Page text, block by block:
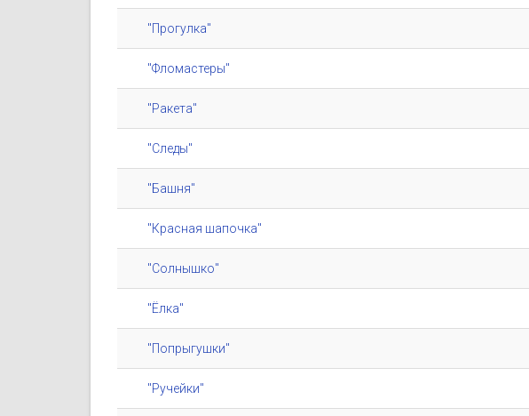
"Прогулка"
"Фломастеры"
"Ракета"
"Следы"
"Башня"
"Красная шапочка"
"Солнышко"
"Ёлка"
"Попрыгушки"
"Ручейки"